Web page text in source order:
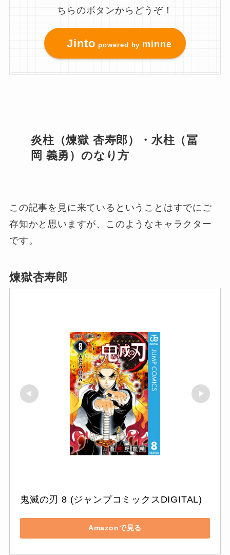
ちらのボタンからどうぞ！
Jinto powered by minne
炎柱（煉獄 杏寿郎）・水柱（冨
岡 義勇 ）のなり方
この記事を見に来ているということはすでにご
存知かと思いますが、このようなキャラクター
です。
煉獄杏寿郎
鬼滅の刃 8 (ジャンプコミックスDIGITAL)
Amazonで見る